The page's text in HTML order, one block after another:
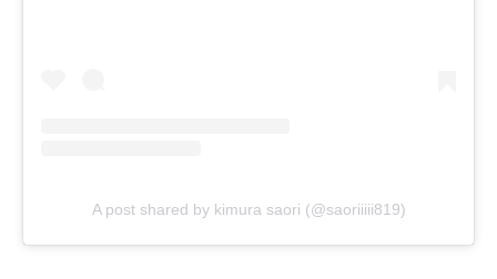
A post shared by kimura saori (@saoriiiii819)